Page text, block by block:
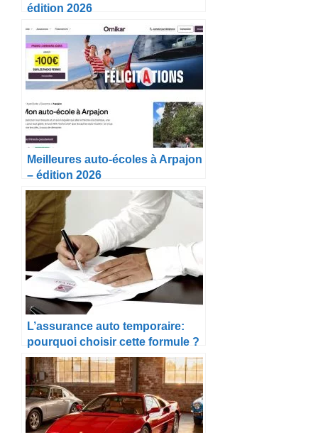
édition 2026
Meilleures auto-écoles à Arpajon
– édition 2026
L’assurance auto temporaire:
pourquoi choisir cette formule ?